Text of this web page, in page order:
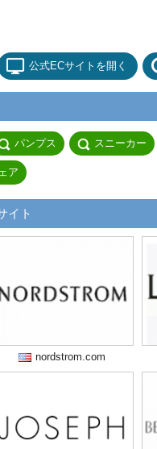
公式ECサイトを開く
パンプス スニーカー
ア
イト
nordstrom.com